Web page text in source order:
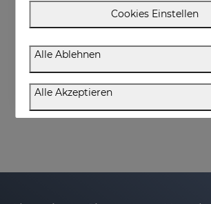
In den Warenkorb
SEBOVALIS Haarlösung 100 Ml
Suitable for dandruff and flaking of the scalp
€ 26,95
Cookies Einstellen
Alle Ablehnen
Alle Akzeptieren